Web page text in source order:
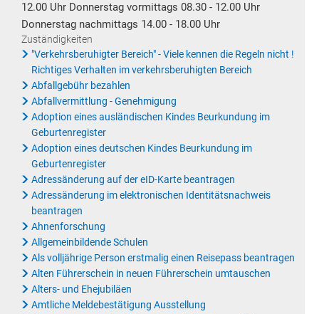
Kasse & Finanzen
KFZ
Rat & Politik
Sicherheit & Ordnung
Standesamt
Steuern & Wiederkehrende Beiträge
Wahlen
Hinweisgeberschutzgesetz
Arbeitskreis Digitales
Vereine
12.00 Uhr Donnerstag vormittags 08.30 - 12.00 Uhr
Donnerstag nachmittags 14.00 - 18.00 Uhr
Zuständigkeiten
"Verkehrsberuhigter Bereich" - Viele kennen die Regeln nicht !
Richtiges Verhalten im verkehrsberuhigten Bereich
Abfallgebühr bezahlen
Abfallvermittlung - Genehmigung
Adoption eines ausländischen Kindes Beurkundung im
Geburtenregister
Adoption eines deutschen Kindes Beurkundung im
Geburtenregister
Adressänderung auf der eID-Karte beantragen
Adressänderung im elektronischen Identitätsnachweis
beantragen
Ahnenforschung
Allgemeinbildende Schulen
Als volljährige Person erstmalig einen Reisepass beantragen
Alten Führerschein in neuen Führerschein umtauschen
Alters- und Ehejubiläen
Amtliche Meldebestätigung Ausstellung